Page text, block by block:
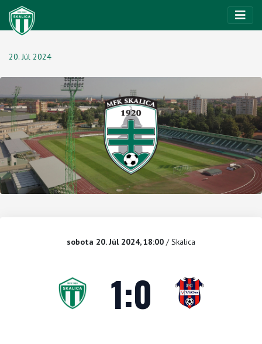
20. Júl 2024
sobota 20. Júl 2024, 18:00 / Skalica
1:0